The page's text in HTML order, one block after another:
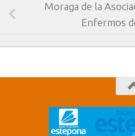
Moraga de la
Enfermos